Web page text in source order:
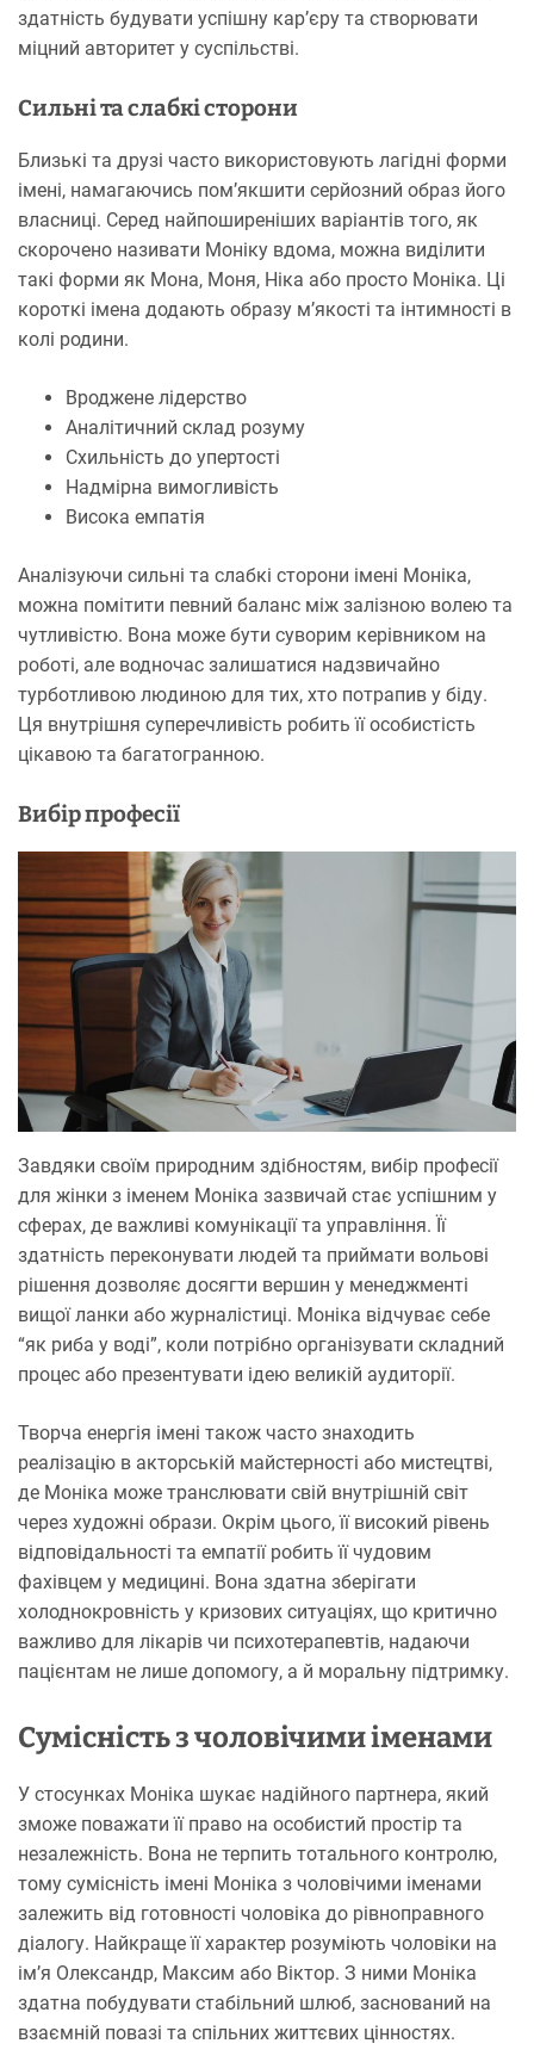
здатність будувати успішну кар’єру та створювати
міцний авторитет у суспільстві.
Сильні та слабкі сторони
Близькі та друзі часто використовують лагідні форми
імені, намагаючись пом’якшити серйозний образ його
власниці. Серед найпоширеніших варіантів того, як
скорочено називати Моніку вдома, можна виділити
такі форми як Мона, Моня, Ніка або просто Моніка. Ці
короткі імена додають образу м’якості та інтимності в
колі родини.
Вроджене лідерство
Аналітичний склад розуму
Схильність до упертості
Надмірна вимогливість
Висока емпатія
Аналізуючи сильні та слабкі сторони імені Моніка,
можна помітити певний баланс між залізною волею та
чутливістю. Вона може бути суворим керівником на
роботі, але водночас залишатися надзвичайно
турботливою людиною для тих, хто потрапив у біду.
Ця внутрішня суперечливість робить її особистість
цікавою та багатогранною.
Вибір професії
Завдяки своїм природним здібностям, вибір професії
для жінки з іменем Моніка зазвичай стає успішним у
сферах, де важливі комунікації та управління. Її
здатність переконувати людей та приймати вольові
рішення дозволяє досягти вершин у менеджменті
вищої ланки або журналістиці. Моніка відчуває себе
“як риба у воді”, коли потрібно організувати складний
процес або презентувати ідею великій аудиторії.
Творча енергія імені також часто знаходить
реалізацію в акторській майстерності або мистецтві,
де Моніка може транслювати свій внутрішній світ
через художні образи. Окрім цього, її високий рівень
відповідальності та емпатії робить її чудовим
фахівцем у медицині. Вона здатна зберігати
холоднокровність у кризових ситуаціях, що критично
важливо для лікарів чи психотерапевтів, надаючи
пацієнтам не лише допомогу, а й моральну підтримку.
Сумісність з чоловічими іменами
У стосунках Моніка шукає надійного партнера, який
зможе поважати її право на особистий простір та
незалежність. Вона не терпить тотального контролю,
тому сумісність імені Моніка з чоловічими іменами
залежить від готовності чоловіка до рівноправного
діалогу. Найкраще її характер розуміють чоловіки на
ім’я Олександр, Максим або Віктор. З ними Моніка
здатна побудувати стабільний шлюб, заснований на
взаємній повазі та спільних життєвих цінностях.